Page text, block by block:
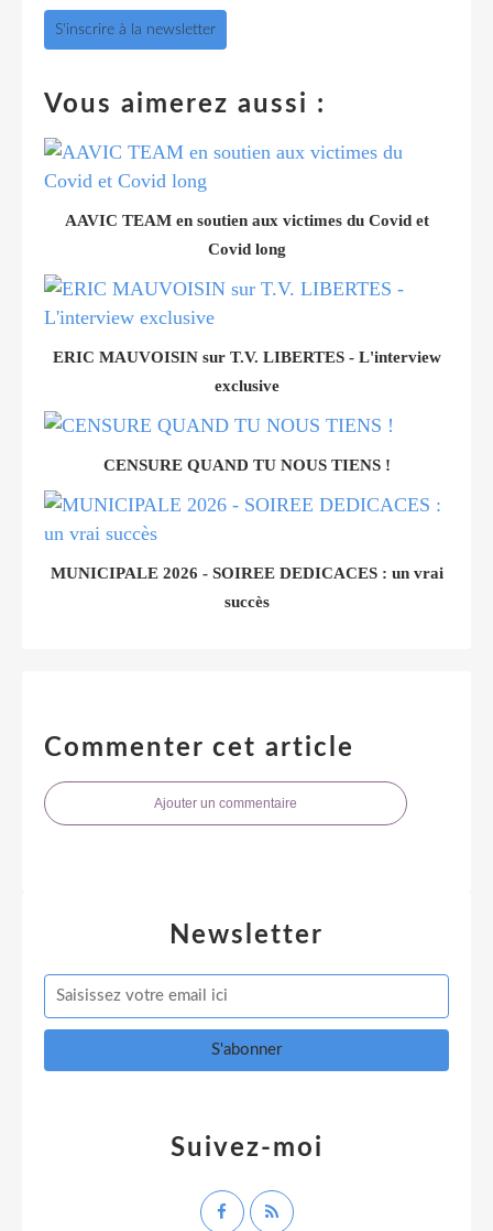
S'inscrire à la newsletter
Vous aimerez aussi :
AAVIC TEAM en soutien aux victimes du Covid et
Covid long
ERIC MAUVOISIN sur T.V. LIBERTES - L'interview
exclusive
CENSURE QUAND TU NOUS TIENS !
MUNICIPALE 2026 - SOIREE DEDICACES : un vrai
succès
Commenter cet article
Ajouter un commentaire
Newsletter
Suivez-moi